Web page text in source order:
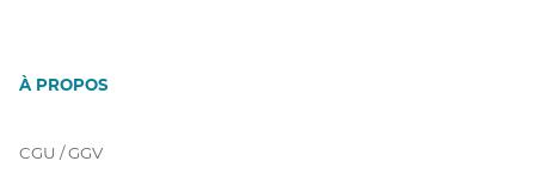
À PROPOS
CGU / GGV